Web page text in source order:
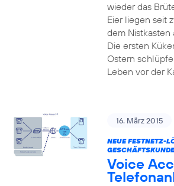
wieder das
Eier liegen seit
dem Nistkasten
Die ersten
Ostern
Leben vor der
16. März 2015
NEUE FESTNETZ-
Voice